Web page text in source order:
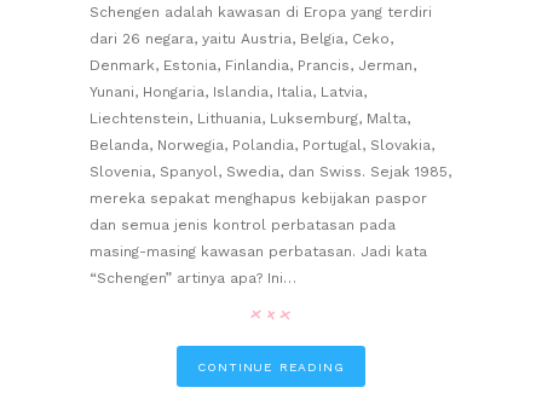
Schengen adalah kawasan di Eropa yang terdiri
dari 26 negara, yaitu Austria, Belgia, Ceko,
Denmark, Estonia, Finlandia, Prancis, Jerman,
Yunani, Hongaria, Islandia, Italia, Latvia,
Liechtenstein, Lithuania, Luksemburg, Malta,
Belanda, Norwegia, Polandia, Portugal, Slovakia,
Slovenia, Spanyol, Swedia, dan Swiss. Sejak 1985,
mereka sepakat menghapus kebijakan paspor
dan semua jenis kontrol perbatasan pada
masing-masing kawasan perbatasan. Jadi kata
“Schengen” artinya apa? Ini…
CONTINUE READING